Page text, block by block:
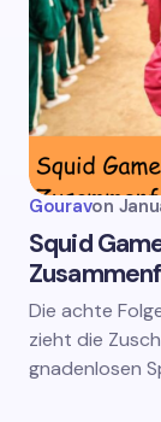
Gouravon
Squid
Die achte
zieht die
gnadenlosen